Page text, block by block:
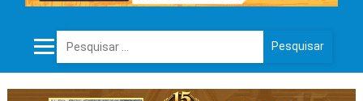
Pesquisar por: